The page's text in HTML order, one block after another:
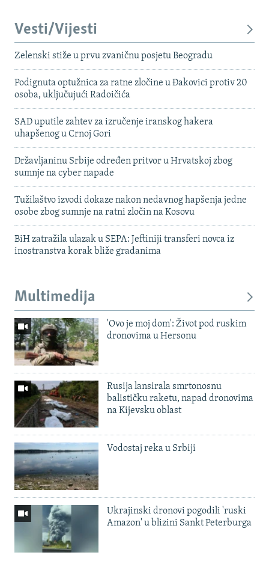
Vesti/Vijesti
Zelenski stiže u prvu zvaničnu posjetu Beogradu
Podignuta optužnica za ratne zločine u Đakovici protiv 20
osoba, uključujući Radoičića
SAD uputile zahtev za izručenje iranskog hakera
uhapšenog u Crnoj Gori
Državljaninu Srbije određen pritvor u Hrvatskoj zbog
sumnje na cyber napade
Tužilaštvo izvodi dokaze nakon nedavnog hapšenja jedne
osobe zbog sumnje na ratni zločin na Kosovu
BiH zatražila ulazak u SEPA: Jeftiniji transferi novca iz
inostranstva korak bliže građanima
Multimedija
'Ovo je moj dom': Život pod ruskim
dronovima u Hersonu
Rusija lansirala smrtonosnu
balističku raketu, napad dronovima
na Kijevsku oblast
Vodostaj reka u Srbiji
Ukrajinski dronovi pogodili 'ruski
Amazon' u blizini Sankt Peterburga